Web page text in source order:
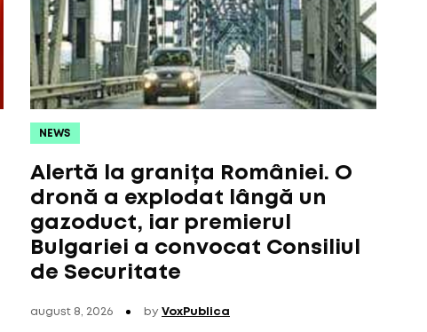
NEWS
Alertă la granița României. O
dronă a explodat lângă un
gazoduct, iar premierul
Bulgariei a convocat Consiliul
de Securitate
august 8, 2026 by VoxPublica